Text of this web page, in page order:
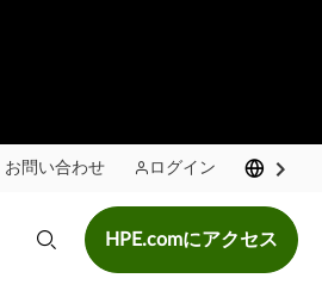
お問い合わせ ログイン
HPE.comにアクセス